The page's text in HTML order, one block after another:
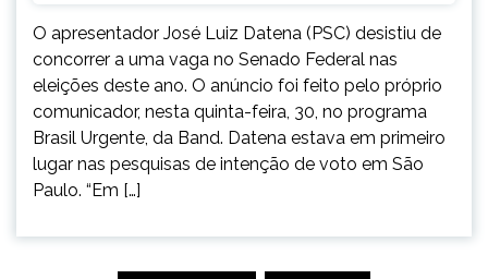
O apresentador José Luiz Datena (PSC) desistiu de
concorrer a uma vaga no Senado Federal nas
eleições deste ano. O anúncio foi feito pelo próprio
comunicador, nesta quinta-feira, 30, no programa
Brasil Urgente, da Band. Datena estava em primeiro
lugar nas pesquisas de intenção de voto em São
Paulo. “Em […]